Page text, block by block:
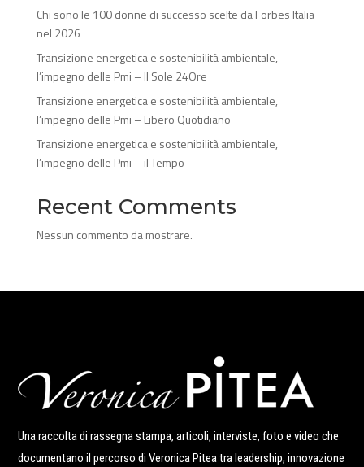
Chi sono le 100 donne di successo scelte da Forbes Italia
nel 2026
Transizione energetica e sostenibilità ambientale,
l’impegno delle Pmi – Il Sole 24Ore
Transizione energetica e sostenibilità ambientale,
l’impegno delle Pmi – Libero Quotidiano
Transizione energetica e sostenibilità ambientale,
l’impegno delle Pmi – il Tempo
Recent Comments
Nessun commento da mostrare.
Una raccolta di rassegna stampa, articoli, interviste, foto e video che
documentano il percorso di Veronica Pitea tra leadership, innovazione